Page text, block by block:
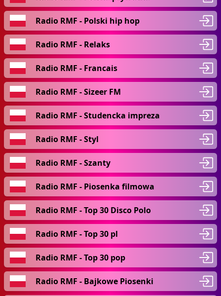
Radio RMF - Polski hip hop
Radio RMF - Relaks
Radio RMF - Francais
Radio RMF - Sizeer FM
Radio RMF - Studencka impreza
Radio RMF - Styl
Radio RMF - Szanty
Radio RMF - Piosenka filmowa
Radio RMF - Top 30 Disco Polo
Radio RMF - Top 30 pl
Radio RMF - Top 30 pop
Radio RMF - Bajkowe Piosenki